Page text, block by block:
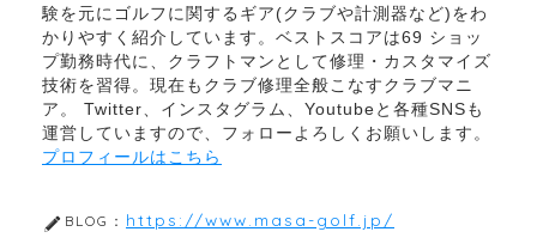
験を元にゴルフに関するギア(クラブや計測器など)をわ
かりやすく紹介しています。ベストスコアは69 ショッ
プ勤務時代に、クラフトマンとして修理・カスタマイズ
技術を習得。現在もクラブ修理全般こなすクラブマニ
ア。 Twitter、インスタグラム、Youtubeと各種SNSも
運営していますので、フォローよろしくお願いします。
プロフィールはこちら
BLOG： https://www.masa-golf.jp/